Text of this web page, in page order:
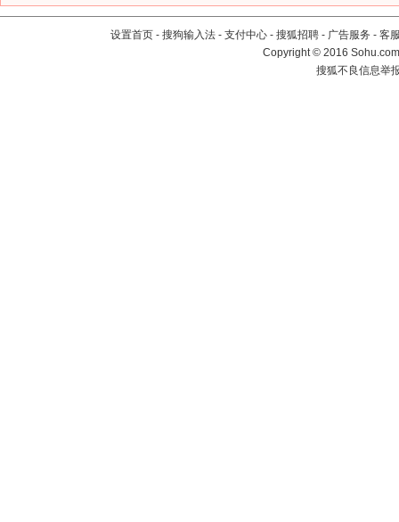
设置首页 - 搜狗输入法 - 支付中心 - 搜狐招聘 - 广告服务 - 客
Copyright©2016
搜狐不良信息举